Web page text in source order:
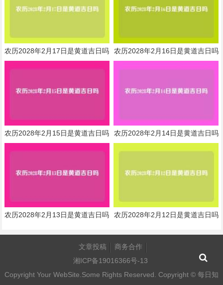
农历2028年2月17日是黄道吉日吗 农历2028年2月16日是黄道吉日吗
农历2028年2月15日是黄道吉日吗 农历2028年2月14日是黄道吉日吗
农历2028年2月13日是黄道吉日吗 农历2028年2月12日是黄道吉日吗
文章投稿
商务合作
湘ICP备19016366号-13
Copyright Your WebSite.Some Rights Reserved. Copyright © 每日知